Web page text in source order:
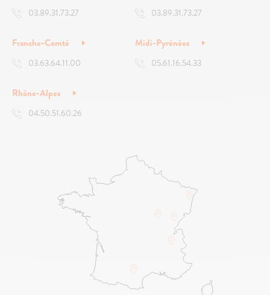
03.89.31.73.27 03.89.31.73.27
Franche-Comté
03.63.64.11.00
Midi-Pyrénées
05.61.16.54.33
Rhône-Alpes
04.50.51.60.26